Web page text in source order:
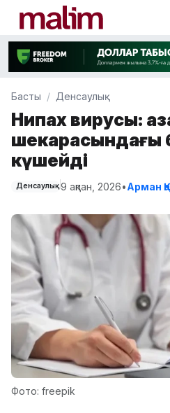
Басты Денсаулық
Нипах вирусы:
шекарасындағы
күшейді
Денсаулық 9 ақпан, 2026•Арман
Фото: freepik